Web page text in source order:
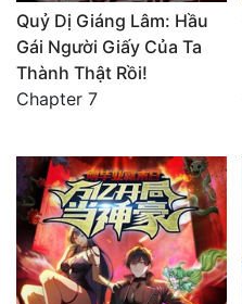
Quỷ Dị Giáng Lâm: Hầu
Gái Người Giấy Của Ta
Thành Thật Rồi!
Chapter 7